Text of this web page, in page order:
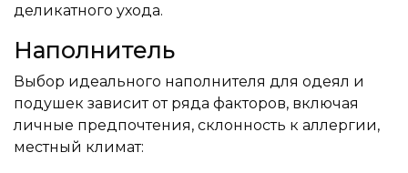
деликатного ухода.
Наполнитель
Выбор идеального наполнителя для одеял и
подушек зависит от ряда факторов, включая
личные предпочтения, склонность к аллергии,
местный климат: